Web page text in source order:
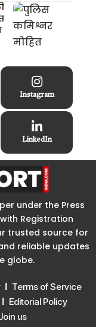
Instagram
LinkedIn
under the Press
Registration
trusted source for
reliable updates
globe.
Terms of Service
Editorial Policy
us